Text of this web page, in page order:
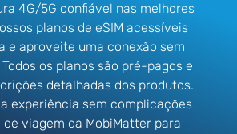
4G/5G confiável nas melhores
planos de eSIM acessíveis
e aproveite uma conexão sem
os planos são pré-pagos e
detalhadas dos produtos.
experiência sem complicações
de viagem da MobiMatter para